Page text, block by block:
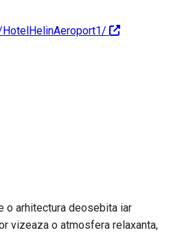
o arhitectura deosebita iar
vizeaza o atmosfera relaxanta,